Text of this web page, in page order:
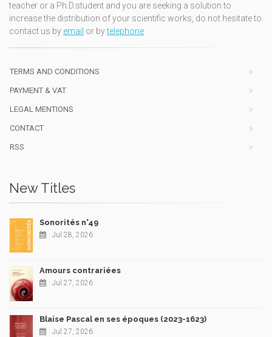
teacher or a Ph.D.student and you are seeking a solution to
increase the distribution of your scientific works, do not hesitate to
contact us by email or bytelephone
TERMS AND CONDITIONS
PAYMENT & VAT
LEGAL MENTIONS
CONTACT
RSS
New Titles
Sonorités n°49
Jul 28, 2026
Amours contrariées
Jul 27, 2026
Blaise Pascal en ses époques (2023-1623)
Jul 27, 2026